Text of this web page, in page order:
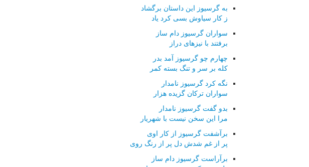
به گرسیوز این داستان برگشاد
ز کار سیاوش بسی کرد یاد
سواران گرسیوز دام ساز
برفتند با نیزهای دراز
چهارم چو گرسیوز آمد بدر
کله بر سر و تنگ بسته کمر
نگه کرد گرسیوز نامدار
سواران ترکان گزیده هزار
بدو گفت گرسیوز نامدار
مرا این سخن نیست با شهریار
برآشفت گرسیوز از کار اوی
پر از غم شدش دل پر از رنگ روی
برآراست گرسیوز دام ساز